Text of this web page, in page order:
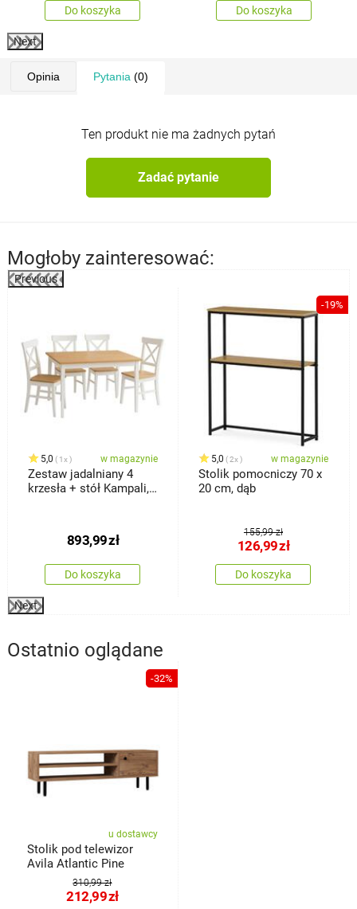
Do koszyka Do koszyka
Next
Opinia Pytania (0)
Ten produkt nie ma żadnych pytań
Zadać pytanie
Mogłoby zainteresować:
Previous
5,0 1x w magazynie
Zestaw jadalniany 4
krzesła + stół Kampali,
893,99zł
Do koszyka
-19%
5,0 2x w magazynie
Stolik pomocniczy 70 x
20 cm, dąb
155,99 zł
126,99zł
Do koszyka
Next
Ostatnio oglądane
-32%
u dostawcy
Stolik pod telewizor
Avila Atlantic Pine
310,99 zł
212,99zł